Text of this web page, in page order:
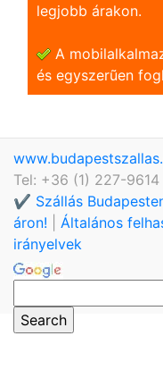
legjobb árakon.
A
és egyszerũen
Tel: +36 (1) 227-9614
✔️ Szállás
áron!
Általános
irányelvek